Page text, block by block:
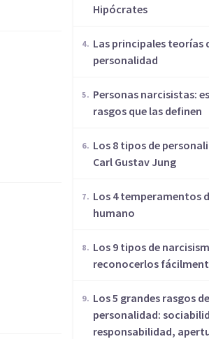
Hipócrates
Las principales teorías
personalidad
Personas narcisistas:
rasgos que las definen
​Los 8 tipos de
Carl Gustav Jung
Los 4 temperamentos
humano
Los 9 tipos de
reconocerlos
Los 5 grandes rasgos de
personalidad:
responsabilidad,